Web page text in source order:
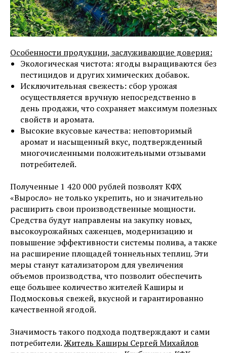
Особенности продукции, заслуживающие доверия:
Экологическая чистота: ягоды выращиваются без
пестицидов и других химических добавок.
Исключительная свежесть: сбор урожая
осуществляется вручную непосредственно в
день продажи, что сохраняет максимум полезных
свойств и аромата.
Высокие вкусовые качества: неповторимый
аромат и насыщенный вкус, подтвержденный
многочисленными положительными отзывами
потребителей.
Полученные 1 420 000 рублей позволят КФХ
«Выросло» не только укрепить, но и значительно
расширить свои производственные мощности.
Средства будут направлены на закупку новых,
высокоурожайных саженцев, модернизацию и
повышение эффективности системы полива, а также
на расширение площадей тоннельных теплиц. Эти
меры станут катализатором для увеличения
объемов производства, что позволит обеспечить
еще большее количество жителей Каширы и
Подмосковья свежей, вкусной и гарантированно
качественной ягодой.
Значимость такого подхода подтверждают и сами
потребители.Житель Каширы Сергей Михайлов